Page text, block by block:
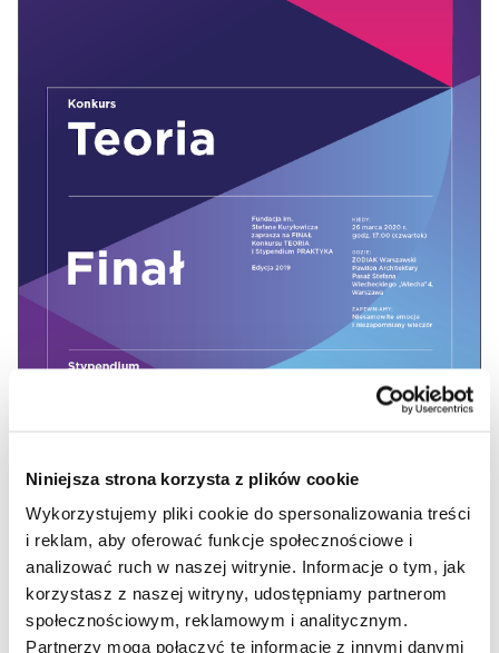
Niniejsza strona korzysta z plików cookie
Wykorzystujemy pliki cookie do spersonalizowania treści
i reklam, aby oferować funkcje społecznościowe i
analizować ruch w naszej witrynie. Informacje o tym, jak
korzystasz z naszej witryny, udostępniamy partnerom
społecznościowym, reklamowym i analitycznym.
Partnerzy mogą połączyć te informacje z innymi danymi